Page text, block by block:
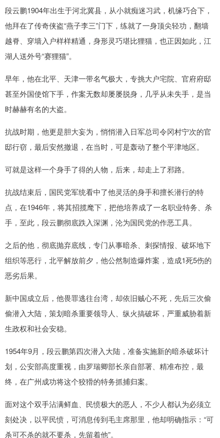
段云鹏1904年出生于河北冀县，从小就痴迷习武，机缘巧合下，
他拜在了传奇侠盗“燕子李三”门下，练就了一身顶尖轻功，翻墙
越脊、穿墙入户样样精通，身形灵巧堪比狸猫，也正因如此，江
湖人送外号“赛狸猫”。
早年，他在北平、天津一带名气极大，专挑大户宅院、官府府邸
甚至外国使馆下手，作案无数却屡屡脱身，几乎从未失手，是当
时赫赫有名的大盗。
抗战时期，他更是胆大妄为，悄悄潜入日军总司令冈村宁次的官
邸行窃，最后安然撤退，在当时，可是轰动了整个平津地区。
可就是这样一个身手了得的人物，后来，却走上了邪路。
抗战结束后，国民党军统看中了他灵活的身手和擅长潜行的特
点，在1946年，将其招揽麾下，把他培养成了一名职业特务、杀
手，至此，段云鹏彻底跌入深渊，沦为国民党的作恶工具。
之后的他，彻底抛弃底线，专门从事暗杀、刺探情报、破坏地下
组织等恶行，北平解放前夕，他公然制造爆炸案，造成1死5伤的
恶劣后果。
新中国成立后，他畏罪逃往台湾，却依旧贼心不死，先后三次偷
偷潜入大陆，策划暗杀重要领导人、纵火搞破坏，严重威胁着新
生政权和社会安稳。
1954年9月，段云鹏第四次潜入大陆，准备实施新的暗杀破坏计
划，公安部高度重视，由罗瑞卿部长亲自部署、精准布控，最
终，在广州成功将这个狡猾的特务抓捕归案。
面对这个双手沾满鲜血、民愤极大的恶人，不少人都认为必须立
刻处决，以平民愤，可消息传到毛主席那里，他却明确指示：“可
杀可不杀的就不要杀，先留着他”。